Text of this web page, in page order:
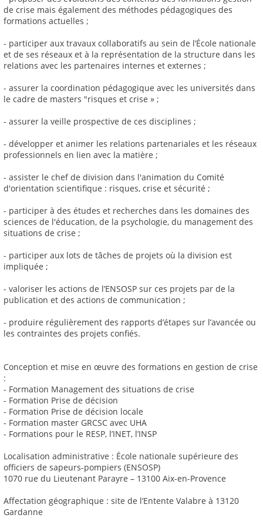
de crise mais également des méthodes pédagogiques des
formations actuelles ;
- participer aux travaux collaboratifs au sein de l’École nationale
et de ses réseaux et à la représentation de la structure dans les
relations avec les partenaires internes et externes ;
- assurer la coordination pédagogique avec les universités dans
le cadre de masters "risques et crise » ;
- assurer la veille prospective de ces disciplines ;
- développer et animer les relations partenariales et les réseaux
professionnels en lien avec la matière ;
- assister le chef de division dans l'animation du Comité
d'orientation scientifique : risques, crise et sécurité ;
- participer à des études et recherches dans les domaines des
sciences de l'éducation, de la psychologie, du management des
situations de crise ;
- participer aux lots de tâches de projets où la division est
impliquée ;
- valoriser les actions de l’ENSOSP sur ces projets par de la
publication et des actions de communication ;
- produire régulièrement des rapports d’étapes sur l’avancée ou
les contraintes des projets confiés.
Conception et mise en œuvre des formations en gestion de crise
:
- Formation Management des situations de crise
- Formation Prise de décision
- Formation Prise de décision locale
- Formation master GRCSC avec UHA
- Formations pour le RESP, l’INET, l’INSP
Localisation administrative : École nationale supérieure des
officiers de sapeurs-pompiers (ENSOSP)
1070 rue du Lieutenant Parayre – 13100 Aix-en-Provence
Affectation géographique : site de l’Entente Valabre à 13120
Gardanne